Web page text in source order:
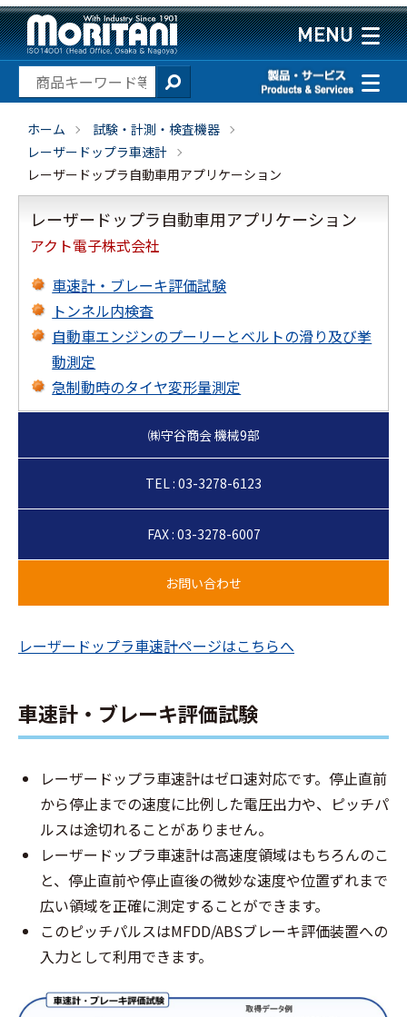
ホーム
試験・計測・検査機器
レーザードップラ車速計
レーザードップラ自動車用アプリケーション
レーザードップラ自動車用アプリケーション
アクト電子株式会社
車速計・ブレーキ評価試験
トンネル内検査
自動車エンジンのプーリーとベルトの滑り及び挙
動測定
急制動時のタイヤ変形量測定
TEL : 03-3278-6123
FAX : 03-3278-6007
レーザードップラ車速計ページはこちらへ
車速計・ブレーキ評価試験
レーザードップラ車速計はゼロ速対応です。停止直前
から停止までの速度に比例した電圧出力や、ピッチパ
ルスは途切れることがありません。
レーザードップラ車速計は高速度領域はもちろんのこ
と、停止直前や停止直後の微妙な速度や位置ずれまで
広い領域を正確に測定することができます。
このピッチパルスはMFDD/ABSブレーキ評価装置への
入力として利用できます。